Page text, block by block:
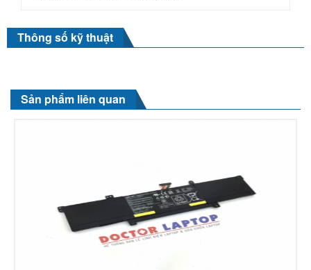
Thông số kỹ thuật
Sản phẩm liên quan